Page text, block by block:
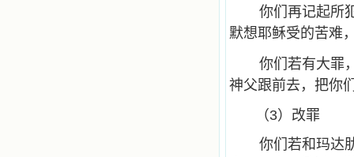
你们再记起所
默想耶稣受的苦难
你们若有大罪
神父跟前去，把你
（3）改罪
你们若和玛达